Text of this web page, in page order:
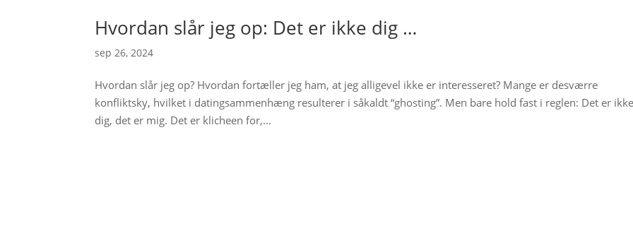
Hvordan slår jeg op: Det er ikke dig …
sep 26, 2024
Hvordan slår jeg op? Hvordan fortæller jeg ham, at jeg alligevel ikke er interesseret? Mange er desværre
konfliktsky, hvilket i datingsammenhæng resulterer i såkaldt “ghosting”. Men bare hold fast i reglen: Det er
dig, det er mig. Det er klicheen for,...